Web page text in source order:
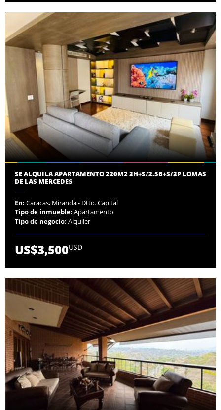
SE ALQUILA APARTAMENTO 220M2 3H+S/2.5B+S/3P LOMAS
DE LAS MERCEDES
En: Caracas, Miranda - Dtto. Capital
Tipo de inmueble: Apartamento
Tipo de negocio: Alquiler
US$3,500USD